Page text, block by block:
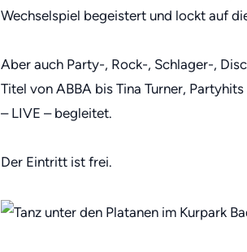
Wechselspiel begeistert und lockt auf
Aber auch Party-, Rock-, Schlager-,
Titel von ABBA bis Tina Turner,
– LIVE – begleitet.
Der Eintritt ist frei.